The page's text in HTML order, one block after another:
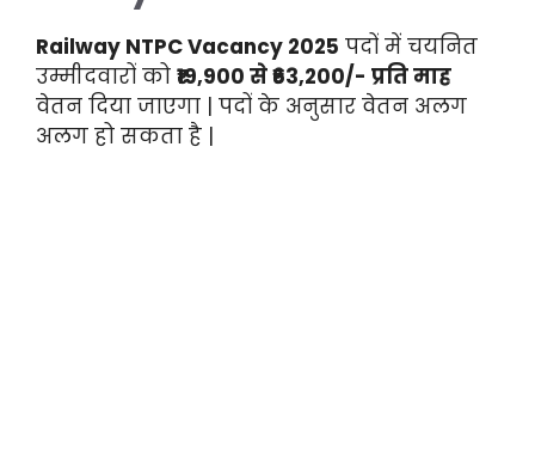
Railway NTPC Vacancy 2025 पदों में चयनित
उम्मीदवारों को ₹19,900 से ₹63,200/- प्रति माह
वेतन दिया जाएगा | पदों के अनुसार वेतन अलग
अलग हो सकता है |